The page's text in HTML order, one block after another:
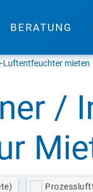
BERATUNG
Luftentfeuchter mieten
/